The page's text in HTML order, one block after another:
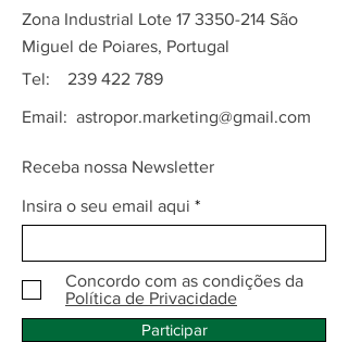
Zona Industrial Lote 17 3350-214 São
Miguel de Poiares, Portugal
Tel: 239 422 789
Email: astropor.marketing@gmail.com
Receba nossa Newsletter
Insira o seu email aqui
Concordo com as condições da
Política de Privacidade
Participar